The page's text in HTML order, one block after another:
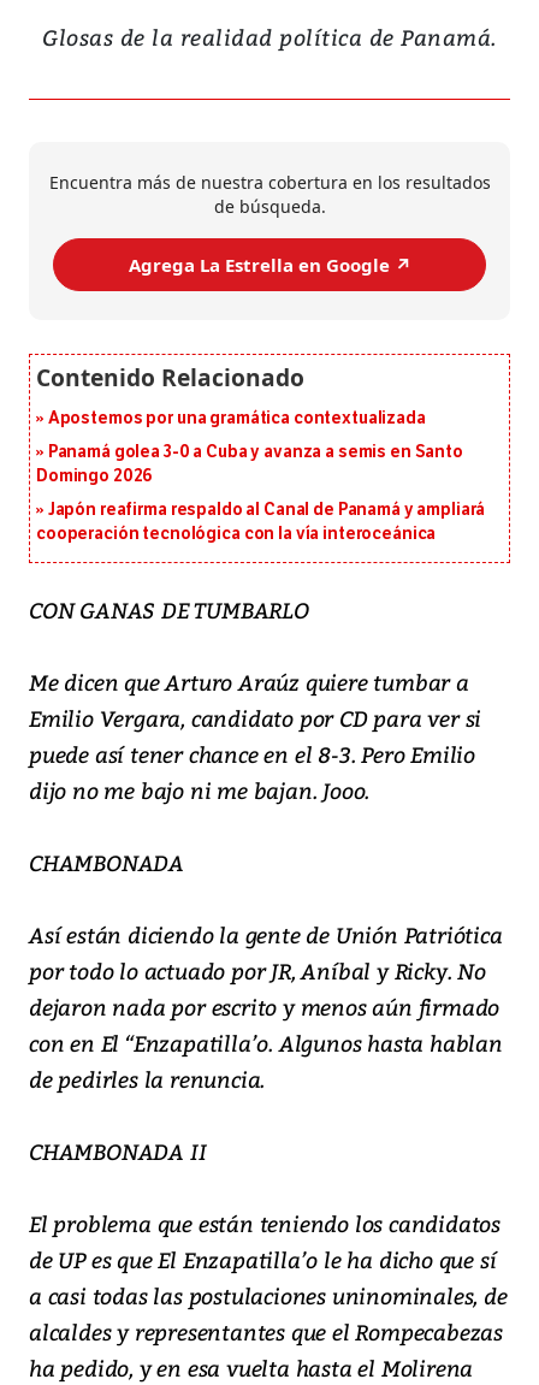
Glosas de la realidad política de Panamá.
Encuentra más de nuestra cobertura en los resultados
de búsqueda.
Agrega La Estrella en Google ↗️
Apostemos por una gramática contextualizada
Panamá golea 3-0 a Cuba y avanza a semis en Santo
Domingo 2026
Japón reafirma respaldo al Canal de Panamá y ampliará
cooperación tecnológica con la vía interoceánica
CON GANAS DE TUMBARLO
Me dicen que Arturo Araúz quiere tumbar a
Emilio Vergara, candidato por CD para ver si
puede así tener chance en el 8-3. Pero Emilio
dijo no me bajo ni me bajan. Jooo.
CHAMBONADA
Así están diciendo la gente de Unión Patriótica
por todo lo actuado por JR, Aníbal y Ricky. No
dejaron nada por escrito y menos aún firmado
con en El “Enzapatilla’o. Algunos hasta hablan
de pedirles la renuncia.
CHAMBONADA II
El problema que están teniendo los candidatos
de UP es que El Enzapatilla’o le ha dicho que sí
a casi todas las postulaciones uninominales, de
alcaldes y representantes que el Rompecabezas
ha pedido, y en esa vuelta hasta el Molirena